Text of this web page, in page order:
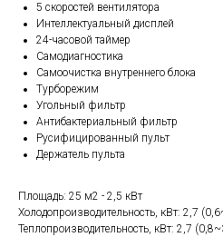
5 скоростей вентилятора
Интеллектуальный дисплей
24-часовой таймер
Самодиагностика
Самоочистка внутреннего блока
Турборежим
Угольный фильтр
Антибактериальный фильтр
Русифицированный пульт
Держатель пульта
Площадь: 25 м2 - 2,5 кВт
Холодопроизводительность, кВт: 2,7
Теплопроизводительность, кВт: 2,7